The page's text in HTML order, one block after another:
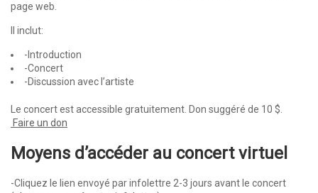
page web.
Il inclut:
-Introduction
-Concert
-Discussion avec l’artiste
Le concert est accessible gratuitement. Don suggéré de 10 $.
Faire un don
Moyens d’accéder au concert virtuel
-Cliquez le lien envoyé par infolettre 2-3 jours avant le concert